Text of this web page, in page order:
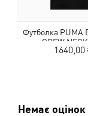
Футболка PUMA
CREW
1640,00
Немає оцінок